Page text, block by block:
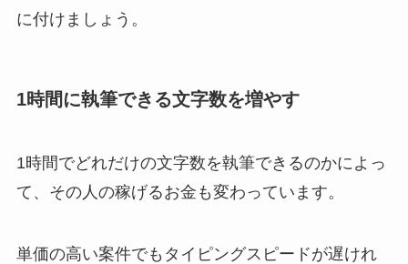
に付けましょう。
1時間に執筆できる文字数を増やす
1時間でどれだけの文字数を執筆できるのかによっ
て、その人の稼げるお金も変わっています。
単価の高い案件でもタイピングスピードが遅けれ